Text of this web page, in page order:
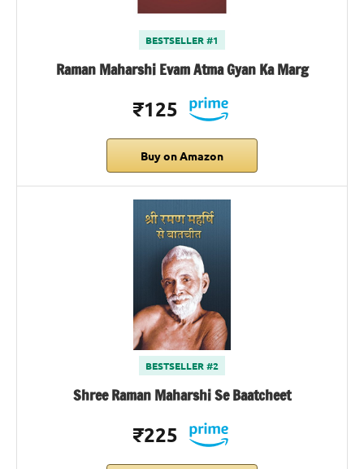
BESTSELLER #1
Raman Maharshi Evam Atma Gyan Ka Marg
₹125
Buy on Amazon
BESTSELLER #2
Shree Raman Maharshi Se Baatcheet
₹225